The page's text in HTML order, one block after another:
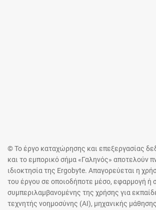
© Το έργο καταχώρησης και επεξεργασίας
και το εμπορικό σήμα «Γαληνός» αποτελούν
ιδιοκτησία της Ergobyte. Απαγορεύεται η
του έργου σε οποιοδήποτε μέσο, εφαρμογή ή
συμπεριλαμβανομένης της χρήσης για
τεχνητής νοημοσύνης (AI), μηχανικής